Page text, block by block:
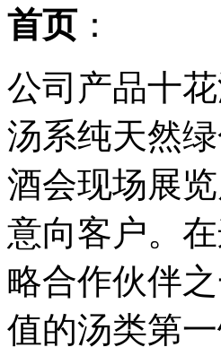
首页 ：
公司产品十
汤系纯天然
酒会现场展
意向客户。
略合作伙伴
值的汤类第